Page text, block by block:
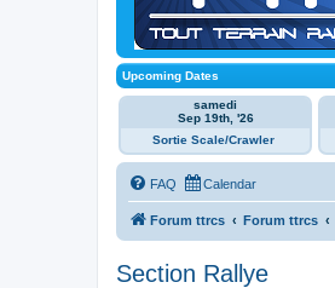
Upcoming Dates
samedi
Sep 19th, '26
Sortie Scale/Crawler
FAQ Calendar
Forum ttrcs Forum ttrcs
Section Rallye